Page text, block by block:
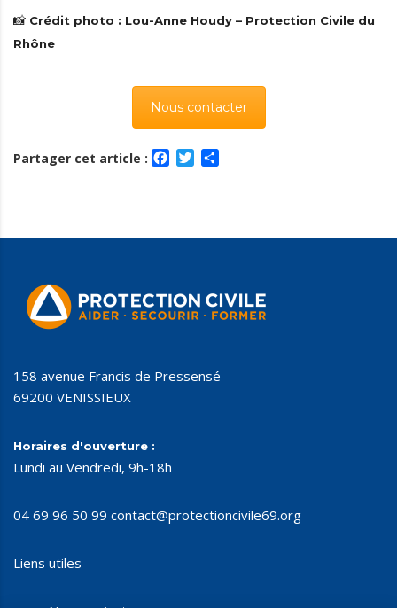
📸 Crédit photo : Lou-Anne Houdy – Protection Civile du
Rhône
Nous contacter
Partager cet article : Facebook
Twitter
158 avenue Francis de Pressensé
69200 VENISSIEUX
Horaires d'ouverture :
Lundi au Vendredi, 9h-18h
04 69 96 50 99 contact@protectioncivile69.org
Liens utiles